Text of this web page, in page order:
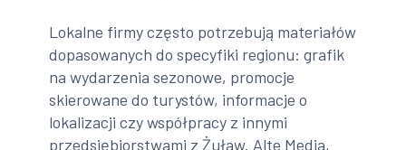
Lokalne firmy często potrzebują materiałów
dopasowanych do specyfiki regionu: grafik
na wydarzenia sezonowe, promocje
skierowane do turystów, informacje o
lokalizacji czy współpracy z innymi
przedsiębiorstwami z Żuław. Alte Media,